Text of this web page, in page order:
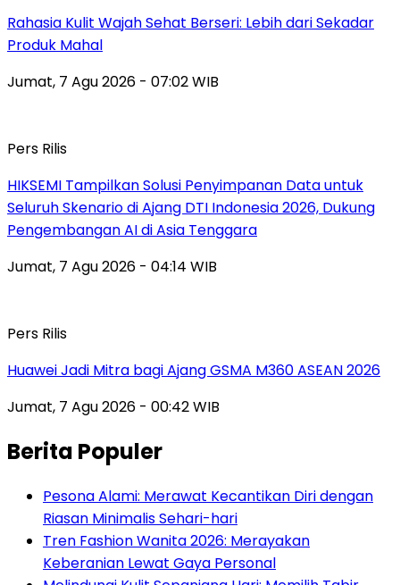
Rahasia Kulit Wajah Sehat Berseri: Lebih dari Sekadar
Produk Mahal
Jumat, 7 Agu 2026 - 07:02 WIB
Pers Rilis
HIKSEMI Tampilkan Solusi Penyimpanan Data untuk
Seluruh Skenario di Ajang DTI Indonesia 2026, Dukung
Pengembangan AI di Asia Tenggara
Jumat, 7 Agu 2026 - 04:14 WIB
Pers Rilis
Huawei Jadi Mitra bagi Ajang GSMA M360 ASEAN 2026
Jumat, 7 Agu 2026 - 00:42 WIB
Berita Populer
Pesona Alami: Merawat Kecantikan Diri dengan
Riasan Minimalis Sehari-hari
Tren Fashion Wanita 2026: Merayakan
Keberanian Lewat Gaya Personal